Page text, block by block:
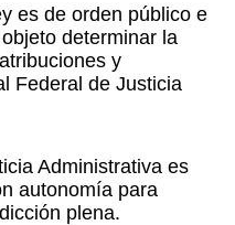
es de orden público e
determinar la
y
Federal de Justicia
Administrativa es
autonomía para
plena.